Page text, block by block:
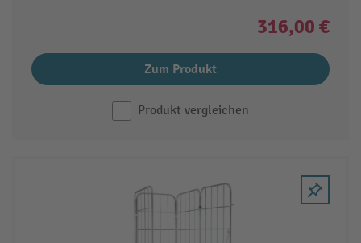
316,00 €
Zum Produkt
Produkt vergleichen